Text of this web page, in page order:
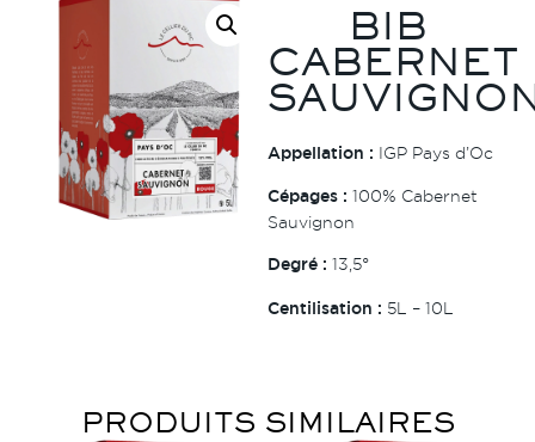
BIB
CABERNET
Appellation : IGP Pays d’Oc
Cépages : 100% Cabernet
Sauvignon
Degré : 13,5°
Centilisation : 5L – 10L
PRODUITS SIMILAIRES